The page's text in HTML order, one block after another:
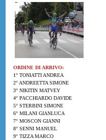
ORDINE DI ARRIVO:
1° TONIATTI ANDREA
2° ANDREETTA SIMONE
3° NIKITIN MATVEY
4° PACCHIARDO DAVIDE
5° STERBINI SIMONE
6° MILANI GIANLUCA
7° MOSCON GIANNI
8° SENNI MANUEL
9° TIZZA MARCO